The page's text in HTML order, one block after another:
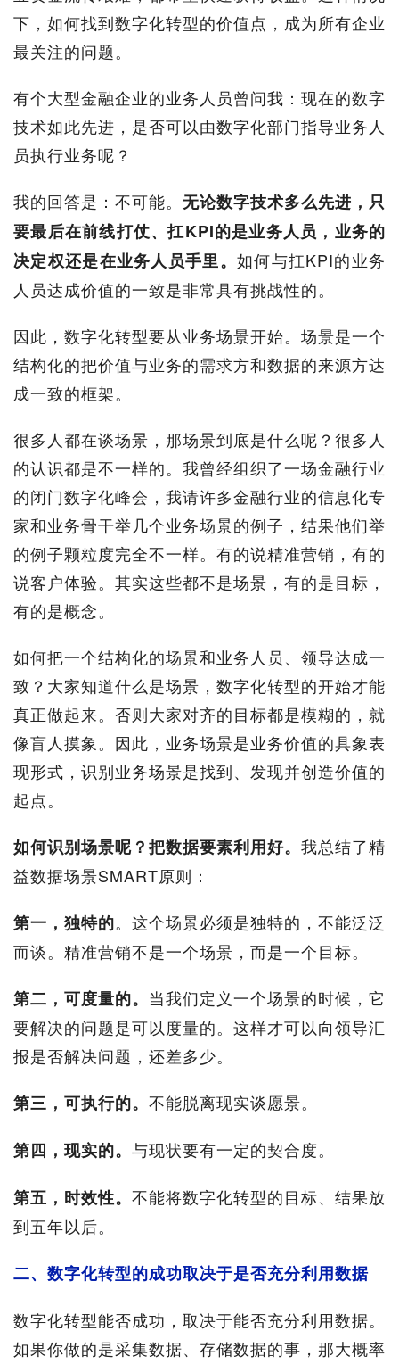
下，如何找到数字化转型的价值点，成为所有企业
最关注的问题。
有个大型金融企业的业务人员曾问我：现在的数字
技术如此先进，是否可以由数字化部门指导业务人
员执行业务呢？
我的回答是：不可能。 无论数字技术多么先进，只
要最后在前线打仗、扛KPI的是业务人员，业务的
决定权还是在业务人员手里。 如何与扛KPI的业务
人员达成价值的一致是非常具有挑战性的。
因此，数字化转型要从业务场景开始。场景是一个
结构化的把价值与业务的需求方和数据的来源方达
成一致的框架。
很多人都在谈场景，那场景到底是什么呢？很多人
的认识都是不一样的。我曾经组织了一场金融行业
的闭门数字化峰会，我请许多金融行业的信息化专
家和业务骨干举几个业务场景的例子，结果他们举
的例子颗粒度完全不一样。有的说精准营销，有的
说客户体验。其实这些都不是场景，有的是目标，
有的是概念。
如何把一个结构化的场景和业务人员、领导达成一
致？大家知道什么是场景，数字化转型的开始才能
真正做起来。否则大家对齐的目标都是模糊的，就
像盲人摸象。因此，业务场景是业务价值的具象表
现形式，识别业务场景是找到、发现并创造价值的
起点。
如何识别场景呢？把数据要素利用好。 我总结了精
益数据场景SMART原则：
第一，独特的。这个场景必须是独特的，不能泛泛
而谈。精准营销不是一个场景，而是一个目标。
第二，可度量的。 当我们定义一个场景的时候，它
要解决的问题是可以度量的。这样才可以向领导汇
报是否解决问题，还差多少。
第三，可执行的。 不能脱离现实谈愿景。
第四，现实的。 与现状要有一定的契合度。
第五，时效性。 不能将数字化转型的目标、结果放
到五年以后。
二、数字化转型的成功取决于是否充分利用数据
数字化转型能否成功，取决于能否充分利用数据。
如果你做的是采集数据、存储数据的事，那大概率